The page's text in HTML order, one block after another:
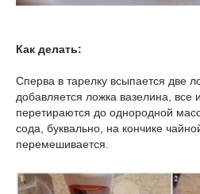
Как делать:
Сперва в тарелку всыпается две
добавляется ложка вазелина, все
перетираются до однородной
сода, буквально, на кончике
перемешивается.